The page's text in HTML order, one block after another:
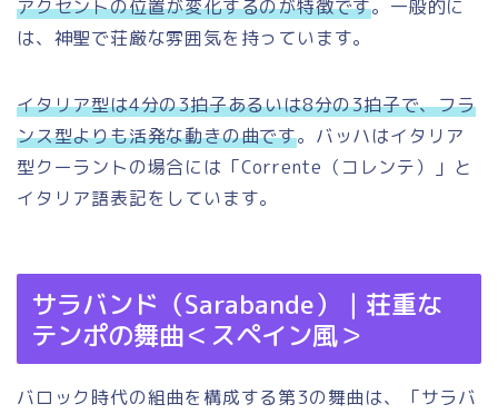
アクセントの位置が変化するのが特徴です。一般的に
は、神聖で荘厳な雰囲気を持っています。
イタリア型は4分の3拍子あるいは8分の3拍子で、フラ
ンス型よりも活発な動きの曲です。バッハはイタリア
型クーラントの場合には「Corrente（コレンテ）」と
イタリア語表記をしています。
サラバンド（Sarabande）｜荘重な
テンポの舞曲＜スペイン風＞
バロック時代の組曲を構成する第3の舞曲は、「サラバ